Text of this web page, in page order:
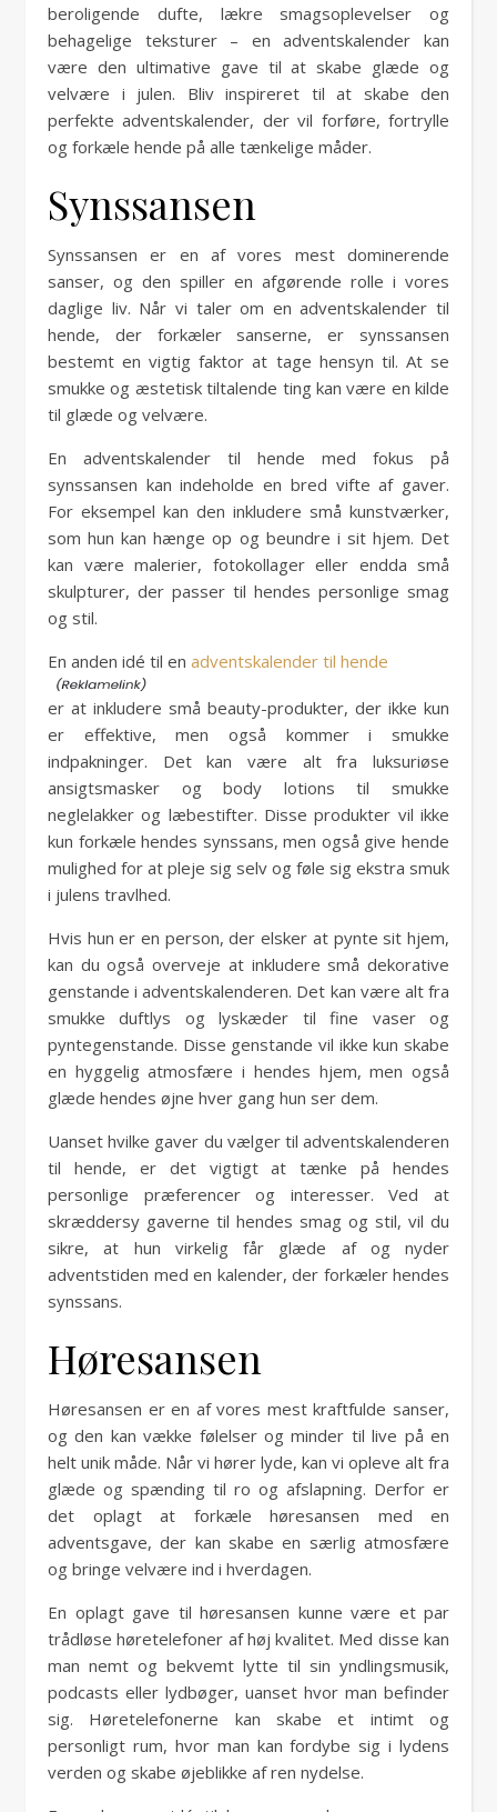
beroligende dufte, lækre smagsoplevelser og
behagelige teksturer – en adventskalender kan
være den ultimative gave til at skabe glæde og
velvære i julen. Bliv inspireret til at skabe den
perfekte adventskalender, der vil forføre, fortrylle
og forkæle hende på alle tænkelige måder.
Synssansen
Synssansen er en af vores mest dominerende
sanser, og den spiller en afgørende rolle i vores
daglige liv. Når vi taler om en adventskalender til
hende, der forkæler sanserne, er synssansen
bestemt en vigtig faktor at tage hensyn til. At se
smukke og æstetisk tiltalende ting kan være en kilde
til glæde og velvære.
En adventskalender til hende med fokus på
synssansen kan indeholde en bred vifte af gaver.
For eksempel kan den inkludere små kunstværker,
som hun kan hænge op og beundre i sit hjem. Det
kan være malerier, fotokollager eller endda små
skulpturer, der passer til hendes personlige smag
og stil.
En anden idé til en adventskalender til hende
er at inkludere små beauty-produkter, der ikke kun
er effektive, men også kommer i smukke
indpakninger. Det kan være alt fra luksuriøse
ansigtsmasker og body lotions til smukke
neglelakker og læbestifter. Disse produkter vil ikke
kun forkæle hendes synssans, men også give hende
mulighed for at pleje sig selv og føle sig ekstra smuk
i julens travlhed.
Hvis hun er en person, der elsker at pynte sit hjem,
kan du også overveje at inkludere små dekorative
genstande i adventskalenderen. Det kan være alt fra
smukke duftlys og lyskæder til fine vaser og
pyntegenstande. Disse genstande vil ikke kun skabe
en hyggelig atmosfære i hendes hjem, men også
glæde hendes øjne hver gang hun ser dem.
Uanset hvilke gaver du vælger til adventskalenderen
til hende, er det vigtigt at tænke på hendes
personlige præferencer og interesser. Ved at
skræddersy gaverne til hendes smag og stil, vil du
sikre, at hun virkelig får glæde af og nyder
adventstiden med en kalender, der forkæler hendes
synssans.
Høresansen
Høresansen er en af vores mest kraftfulde sanser,
og den kan vække følelser og minder til live på en
helt unik måde. Når vi hører lyde, kan vi opleve alt fra
glæde og spænding til ro og afslapning. Derfor er
det oplagt at forkæle høresansen med en
adventsgave, der kan skabe en særlig atmosfære
og bringe velvære ind i hverdagen.
En oplagt gave til høresansen kunne være et par
trådløse høretelefoner af høj kvalitet. Med disse kan
man nemt og bekvemt lytte til sin yndlingsmusik,
podcasts eller lydbøger, uanset hvor man befinder
sig. Høretelefonerne kan skabe et intimt og
personligt rum, hvor man kan fordybe sig i lydens
verden og skabe øjeblikke af ren nydelse.